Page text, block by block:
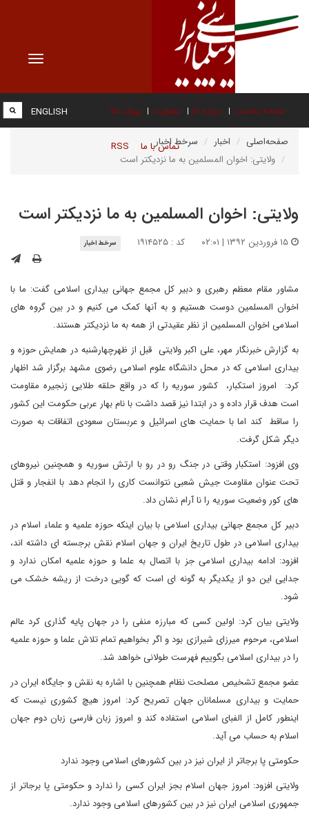
Toggle
صفحه نخست درباره ما عضویت پیوند ها
تماس با ما RSS
ENGLISH
صفحه‌اصلی اخبار
سرخط اخبار
ولایتی: اخوان المسلمین به ما نزدیکتر است
ولایتی: اخوان المسلمین به ما نزدیکتر است
کد : ۱۹۱۴۵۲۵ سرخط اخبار
مشاور مقام معظم رهبری و دبیر کل مجمع جهانی بیداری اسلامی گفت: ما با
اخوان المسلمین دوست هستیم و به آنها کمک می کنیم و در بین گروه های
اسلامی اخوان المسلمین از نظر عقیدتی از همه به ما نزدیکتر هستند.
به گزارش خبرنگار مهر، علی اکبر ولایتی قبل از ظهرچهارشنبه در همایش حوزه و
بیداری اسلامی که در محل دانشگاه علوم اسلامی رضوی مشهد برگزار شد اظهار
کرد: امروز استکبار، کشور سوریه را که در واقع حلقه طلایی زنجیره مقاومت
است هدف قرار داده و در ابتدا نیز قصد داشت با نام بهار عربی حکومت این کشور
را ساقط کند اما با حمایت های اسرائیل و عربستان سعودی اتفاقات به صورت
دیگر شکل گرفت.
وی افزود: استکبار وقتی در جنگ رو در رو با ارتش سوریه و همچنین نیروهای
تحت عنوان مقاومت جیش شعبی نتوانست کاری را انجام دهد با انفجار و قتل
های کور وضعیت سوریه را نا آرام نشان داد.
دبیر کل مجمع جهانی بیداری اسلامی با بیان اینکه حوزه علمیه و علماء اسلام در
بیداری اسلامی در طول تاریخ ایران و جهان اسلام نقش برجسته ای داشته اند،
افزود: ادامه بیداری اسلامی جز با اتصال به علما و حوزه علمیه امکان ندارد و
جدایی این دو از یکدیگر به گونه ای است که گویی درخت از ریشه خشک می
شود.
ولایتی بیان کرد: اولین کسی که مبارزه منفی را در جهان پایه گذاری کرد عالم
اسلامی، مرحوم میرزای شیرازی بود و اگر بخواهیم تمام تلاش علما و حوزه علمیه
را در بیداری اسلامی بگوییم فهرست طولانی خواهد شد.
عضو مجمع تشخیص مصلحت نظام همچنین با اشاره به نقش و جایگاه ایران در
حمایت و بیداری مسلمانان جهان تصریح کرد: امروز هیچ کشوری نیست که
اینطور کامل از الفبای اسلامی استفاده کند و امروز زبان فارسی زبان دوم جهان
اسلام به حساب می آید.
حکومتی پا برجاتر از ایران نیز در بین کشورهای اسلامی وجود ندارد
ولایتی افزود: امروز جهان اسلام بجز ایران کسی را ندارد و حکومتی پا برجاتر از
جمهوری اسلامی ایران نیز در بین کشورهای اسلامی وجود ندارد.